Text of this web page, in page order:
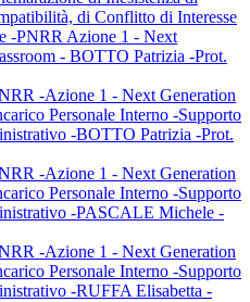
di Conflitto di Interesse
-PNRR Azione 1 - Next
- BOTTO Patrizia -Prot.
-Azione 1 - Next Generation
Personale Interno -Supporto
-BOTTO Patrizia -Prot.
-Azione 1 - Next Generation
Personale Interno -Supporto
-PASCALE Michele -
-Azione 1 - Next Generation
Personale Interno -Supporto
-RUFFA Elisabetta -